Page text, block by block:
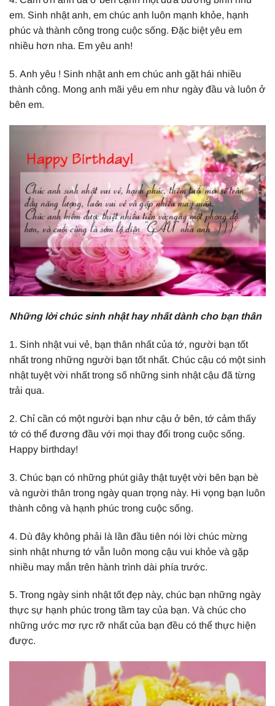
em. Sinh nhật anh, em chúc anh luôn mạnh khỏe, hạnh
phúc và thành công trong cuộc sống. Đặc biệt yêu em
nhiều hơn nha. Em yêu anh!
5. Anh yêu ! Sinh nhật anh em chúc anh gặt hái nhiều
thành công. Mong anh mãi yêu em như ngày đầu và luôn ở
bên em.
Những lời chúc sinh nhật hay nhất dành cho bạn thân
1. Sinh nhật vui vẻ, bạn thân nhất của tớ, người bạn tốt
nhất trong những người bạn tốt nhất. Chúc cậu có một sinh
nhật tuyệt vời nhất trong số những sinh nhật cậu đã từng
trải qua.
2. Chỉ cần có một người bạn như cậu ở bên, tớ cảm thấy
tớ có thể đương đầu với mọi thay đổi trong cuộc sống.
Happy birthday!
3. Chúc bạn có những phút giây thật tuyệt vời bên bạn bè
và người thân trong ngày quan trọng này. Hi vọng bạn luôn
thành công và hạnh phúc trong cuộc sống.
4. Dù đây không phải là lần đầu tiên nói lời chúc mừng
sinh nhật nhưng tớ vẫn luôn mong cậu vui khỏe và gặp
nhiều may mắn trên hành trình dài phía trước.
5. Trong ngày sinh nhật tốt đẹp này, chúc bạn những ngày
thực sự hạnh phúc trong tầm tay của bạn. Và chúc cho
những ước mơ rực rỡ nhất của bạn đều có thể thực hiện
được.